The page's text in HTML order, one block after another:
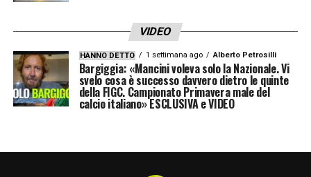
VIDEO
HANNO DETTO 1 settimana ago Alberto Petrosilli
Bargiggia: «Mancini voleva solo la Nazionale. Vi
svelo cosa è successo davvero dietro le quinte
della FIGC. Campionato Primavera male del
calcio italiano» ESCLUSIVA e VIDEO